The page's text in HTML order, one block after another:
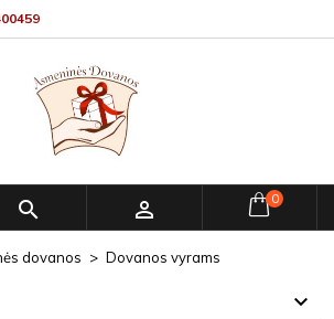
  0
dovanos Dovanos vyrams